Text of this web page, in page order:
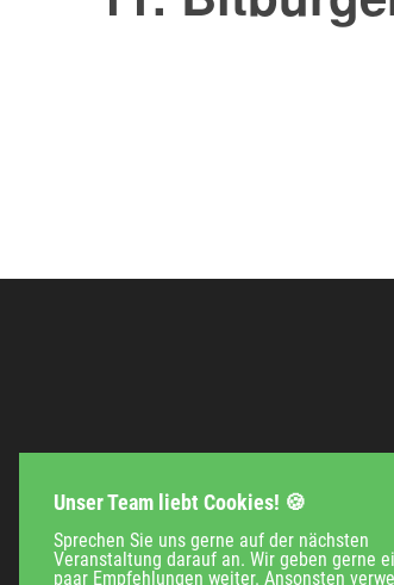
Unser Team liebt Cookies! 🍪
Sprechen Sie uns gerne auf der nächsten
Veranstaltung darauf an. Wir geben gerne
paar Empfehlungen weiter. Ansonsten